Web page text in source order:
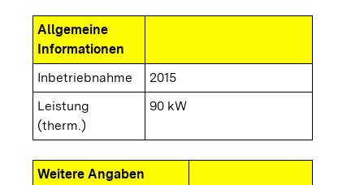
Allgemeine
Informationen
Inbetriebnahme
2015
Leistung
(therm.)
90 kW
Weitere Angaben